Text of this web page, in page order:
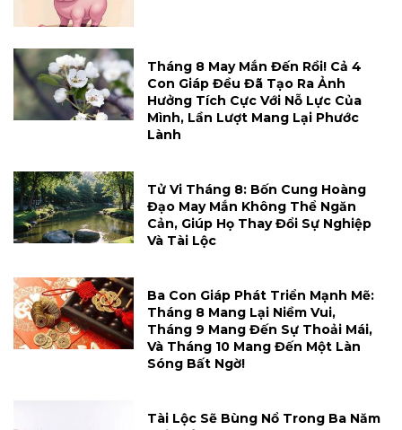
Tháng 8 May Mắn Đến Rồi! Cả 4
Con Giáp Đều Đã Tạo Ra Ảnh
Hưởng Tích Cực Với Nỗ Lực Của
Mình, Lần Lượt Mang Lại Phước
Lành
Tử Vi Tháng 8: Bốn Cung Hoàng
Đạo May Mắn Không Thể Ngăn
Cản, Giúp Họ Thay Đổi Sự Nghiệp
Và Tài Lộc
Ba Con Giáp Phát Triển Mạnh Mẽ:
Tháng 8 Mang Lại Niềm Vui,
Tháng 9 Mang Đến Sự Thoải Mái,
Và Tháng 10 Mang Đến Một Làn
Sóng Bất Ngờ!
Tài Lộc Sẽ Bùng Nổ Trong Ba Năm